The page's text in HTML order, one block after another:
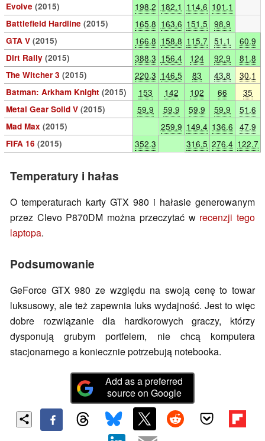
Evolve (2015) 198.2 182.1 114.6 101.1
Battlefield Hardline (2015) 165.8 163.6 151.5 98.9
GTA V (2015) 166.8 158.8 115.7 51.1 60.9
Dirt Rally (2015) 388.3 156.4 124 92.9 81.8
The Witcher 3 (2015) 220.3 146.5 83 43.8 30.1
Batman: Arkham Knight (2015) 153 142 102 66 35
Metal Gear Solid V (2015) 59.9 59.9 59.9 59.9 51.6
Mad Max (2015) 259.9 149.4 136.6 47.9
FIFA 16 (2015) 352.3 316.5 276.4 122.7
Temperatury i hałas
O temperaturach karty GTX 980 i hałasie generowanym
przez Clevo P870DM można przeczytać w recenzji tego
laptopa.
Podsumowanie
GeForce GTX 980 ze względu na swoją cenę to towar
luksusowy, ale też zapewnia luks wydajność. Jest to więc
dobre rozwiązanie dla hardkorowych graczy, którzy
dysponują grubym portfelem, nie chcą komputera
stacjonarnego a koniecznie potrzebują notebooka.
Add as a preferred
source on Google